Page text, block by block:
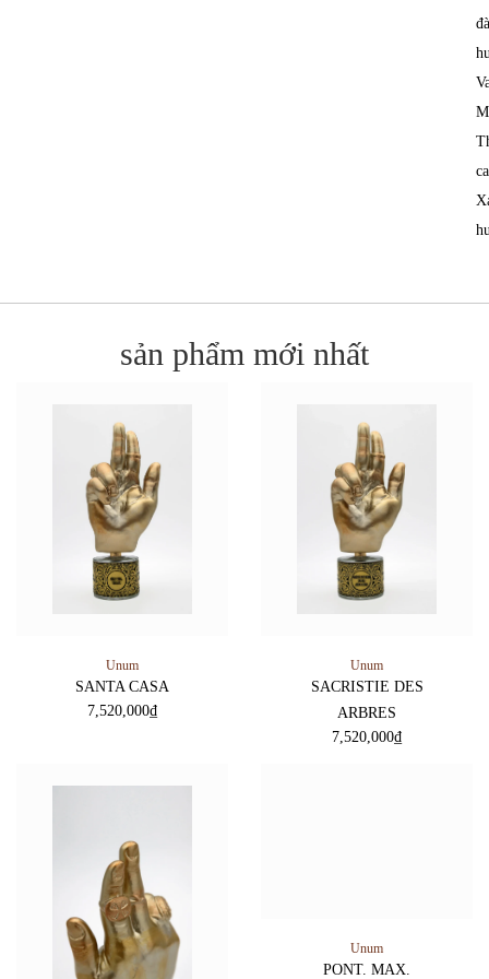
sản phẩm mới nhất
Unum
SANTA CASA
7,520,000₫
Unum
SACRISTIE DES
ARBRES
7,520,000₫